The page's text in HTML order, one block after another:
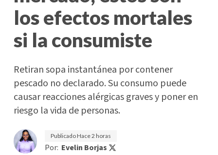
los efectos mortales
si la consumiste
Retiran sopa instantánea por contener
pescado no declarado. Su consumo puede
causar reacciones alérgicas graves y poner en
riesgo la vida de personas.
PublicadoHace 2 horas
Por: Evelin Borjas